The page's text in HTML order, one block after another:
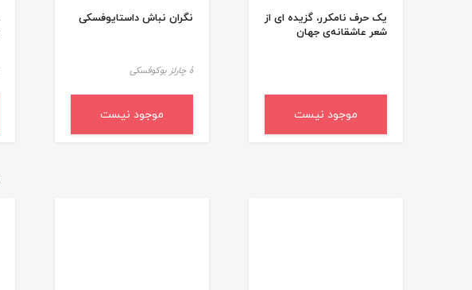
یک حرف نامکرر، گزیده ای از
شعر عاشقانه‌ی جهان
موجود نیست
نگران نباش داستایوفسکی
ۀ چارلز بوکوفسکی
موجود نیست